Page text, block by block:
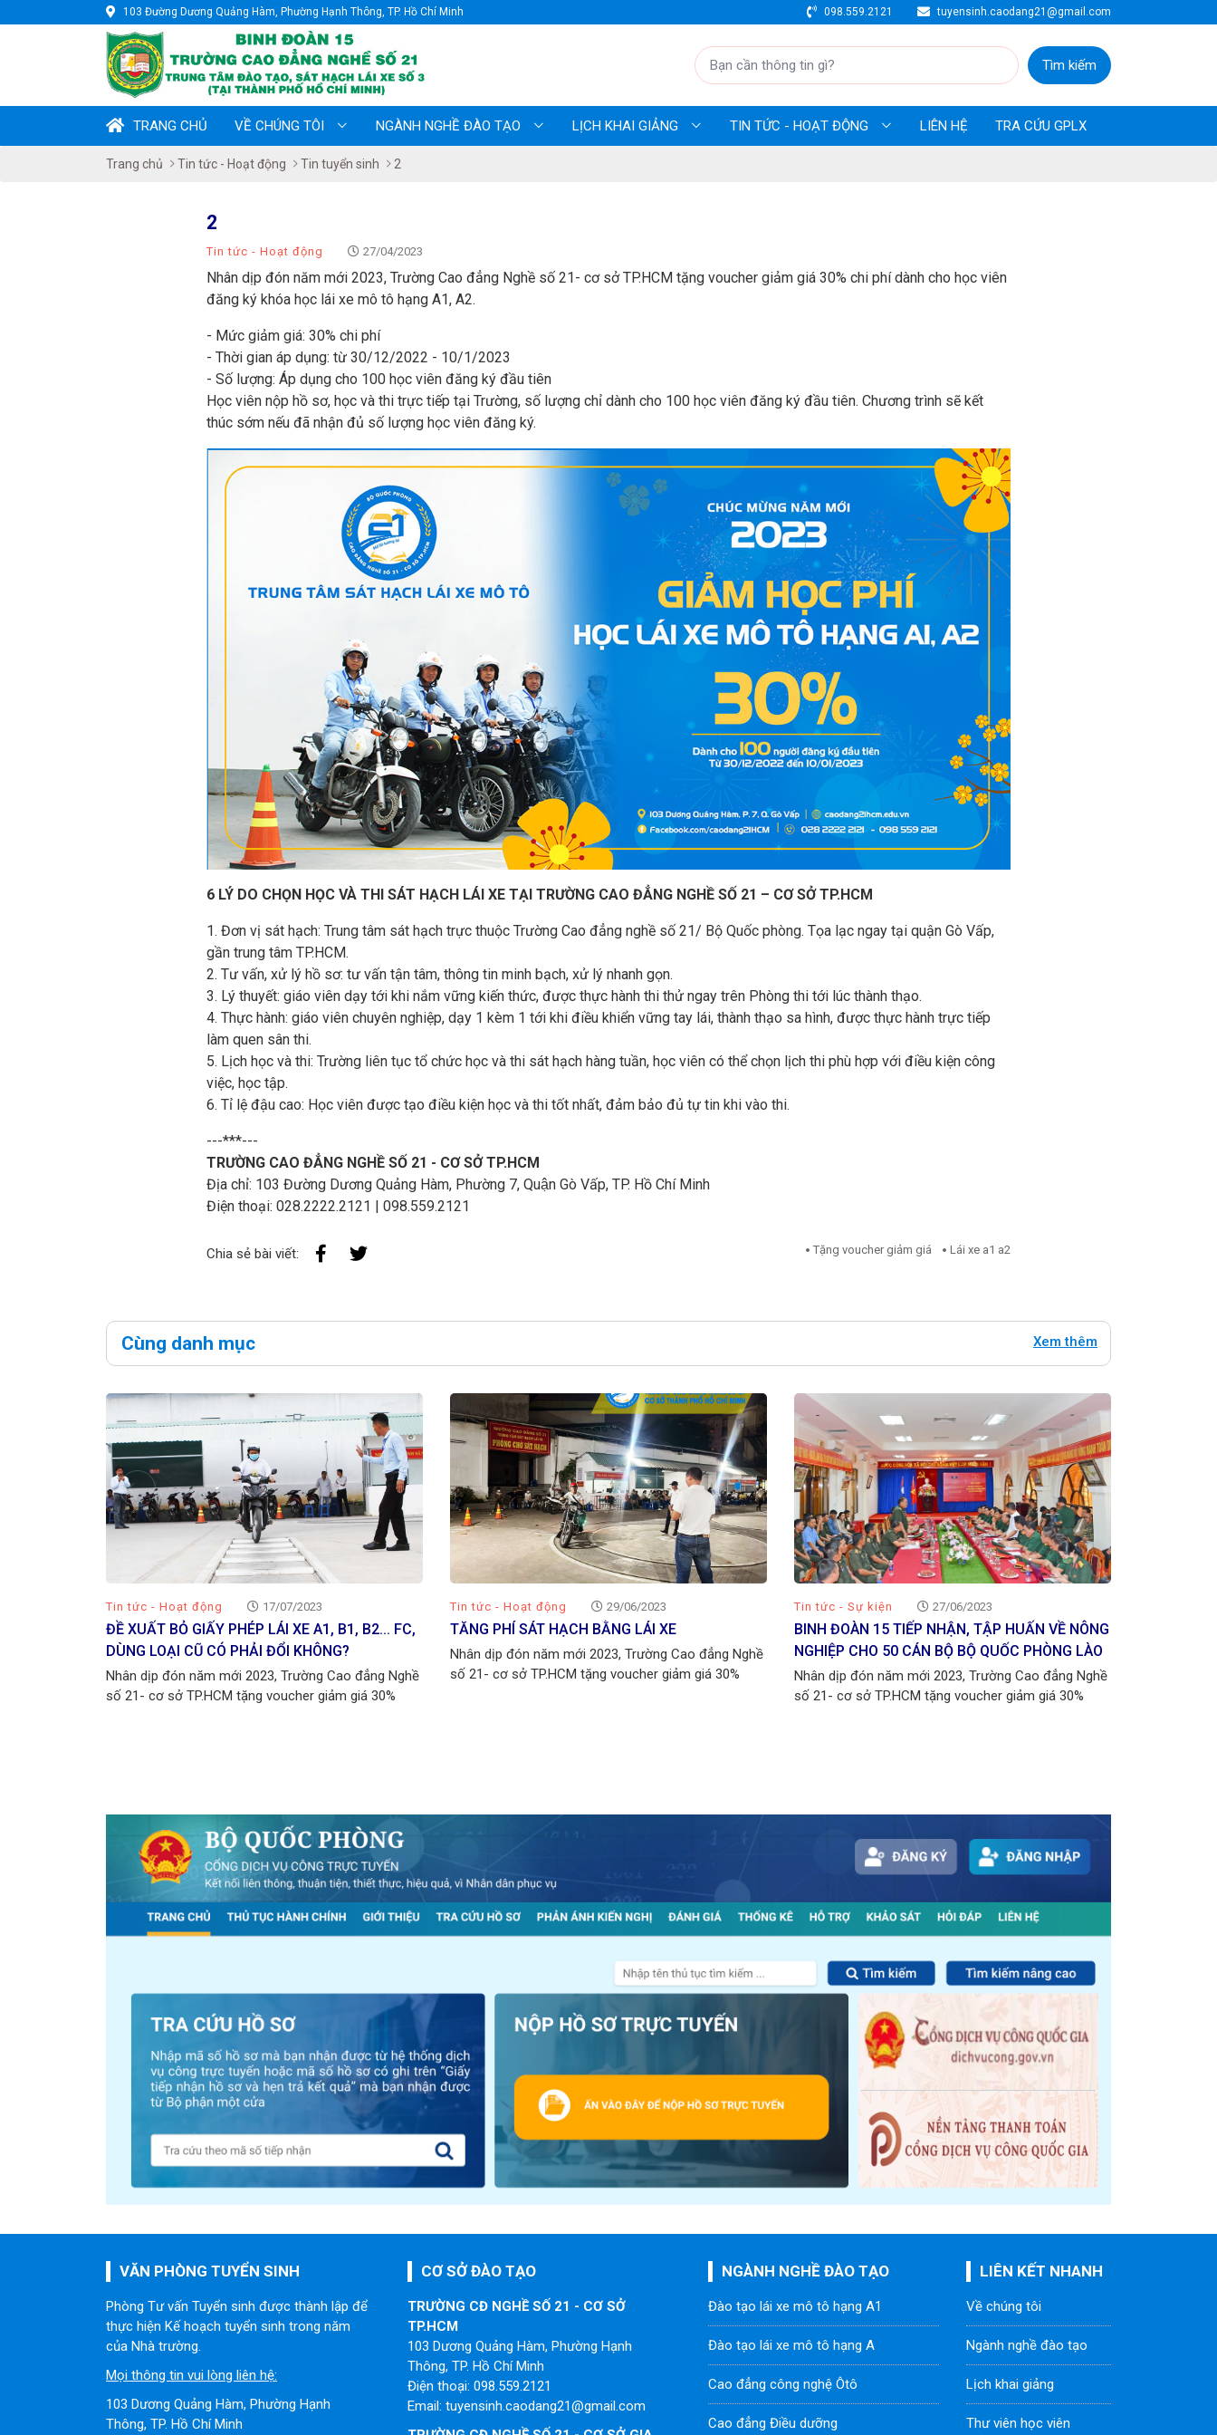
103 Đường Dương Quảng Hàm, Phường Hạnh Thông, TP. Hồ Chí Minh 098.559.2121 tuyensinh.caodang21@gmail.com
Tìm kiếm
TRANG CHỦ VỀ CHÚNG TÔI NGÀNH NGHỀ ĐÀO TẠO LỊCH KHAI GIẢNG TIN TỨC - HOẠT ĐỘNG LIÊN HỆ TRA CỨU GPLX
Trang chủ Tin tức - Hoạt động Tin tuyển sinh 2
2
Tin tức - Hoạt động 27/04/2023
Nhân dịp đón năm mới 2023, Trường Cao đẳng Nghề số 21- cơ sở TP.HCM tặng voucher giảm giá 30% chi phí dành cho học viên
đăng ký khóa học lái xe mô tô hạng A1, A2.
- Mức giảm giá: 30% chi phí
- Thời gian áp dụng: từ 30/12/2022 - 10/1/2023
- Số lượng: Áp dụng cho 100 học viên đăng ký đầu tiên
Học viên nộp hồ sơ, học và thi trực tiếp tại Trường, số lượng chỉ dành cho 100 học viên đăng ký đầu tiên. Chương trình sẽ kết
thúc sớm nếu đã nhận đủ số lượng học viên đăng ký.
6 LÝ DO CHỌN HỌC VÀ THI SÁT HẠCH LÁI XE TẠI TRƯỜNG CAO ĐẲNG NGHỀ SỐ 21 – CƠ SỞ TP.HCM
1. Đơn vị sát hạch: Trung tâm sát hạch trực thuộc Trường Cao đẳng nghề số 21/ Bộ Quốc phòng. Tọa lạc ngay tại quận Gò Vấp,
gần trung tâm TP.HCM.
2. Tư vấn, xử lý hồ sơ: tư vấn tận tâm, thông tin minh bạch, xử lý nhanh gọn.
3. Lý thuyết: giáo viên dạy tới khi nắm vững kiến thức, được thực hành thi thử ngay trên Phòng thi tới lúc thành thạo.
4. Thực hành: giáo viên chuyên nghiệp, dạy 1 kèm 1 tới khi điều khiển vững tay lái, thành thạo sa hình, được thực hành trực tiếp
làm quen sân thi.
5. Lịch học và thi: Trường liên tục tổ chức học và thi sát hạch hàng tuần, học viên có thể chọn lịch thi phù hợp với điều kiện công
việc, học tập.
6. Tỉ lệ đậu cao: Học viên được tạo điều kiện học và thi tốt nhất, đảm bảo đủ tự tin khi vào thi.
---***---
TRƯỜNG CAO ĐẲNG NGHỀ SỐ 21 - CƠ SỞ TP.HCM
Địa chỉ: 103 Đường Dương Quảng Hàm, Phường 7, Quận Gò Vấp, TP. Hồ Chí Minh
Điện thoại: 028.2222.2121 | 098.559.2121
Chia sẻ bài viết: Tặng voucher giảm giá Lái xe a1 a2
Cùng danh mục
Tin tức - Hoạt động 17/07/2023
ĐỀ XUẤT BỎ GIẤY PHÉP LÁI XE A1, B1, B2... FC,
DÙNG LOẠI CŨ CÓ PHẢI ĐỔI KHÔNG?
Nhân dịp đón năm mới 2023, Trường Cao đẳng Nghề
số 21- cơ sở TP.HCM tặng voucher giảm giá 30%
Tin tức - Hoạt động 29/06/2023
TĂNG PHÍ SÁT HẠCH BẰNG LÁI XE
Nhân dịp đón năm mới 2023, Trường Cao đẳng Nghề
số 21- cơ sở TP.HCM tặng voucher giảm giá 30%
Tin tức - Sự kiện 27/06/2023
BINH ĐOÀN 15 TIẾP NHẬN, TẬP HUẤN VỀ NÔNG
NGHIỆP CHO 50 CÁN BỘ BỘ QUỐC PHÒNG LÀO
Nhân dịp đón năm mới 2023, Trường Cao đẳng Nghề
số 21- cơ sở TP.HCM tặng voucher giảm giá 30%
Xem thêm
VĂN PHÒNG TUYỂN SINH
Phòng Tư vấn Tuyển sinh được thành lập để
thực hiện Kế hoạch tuyển sinh trong năm
của Nhà trường.
Mọi thông tin vui lòng liên hệ:
103 Dương Quảng Hàm, Phường Hạnh
Thông, TP. Hồ Chí Minh
CƠ SỞ ĐÀO TẠO
TRƯỜNG CĐ NGHỀ SỐ 21 - CƠ SỞ
TP.HCM
103 Dương Quảng Hàm, Phường Hạnh
Thông, TP. Hồ Chí Minh
Điện thoại: 098.559.2121
Email: tuyensinh.caodang21@gmail.com
NGÀNH NGHỀ ĐÀO TẠO
Đào tạo lái xe mô tô hạng A1
Đào tạo lái xe mô tô hạng A
Cao đẳng công nghệ Ôtô
Cao đẳng Điều dưỡng
LIÊN KẾT NHANH
Về chúng tôi
Ngành nghề đào tạo
Lịch khai giảng
Thư viên học viên